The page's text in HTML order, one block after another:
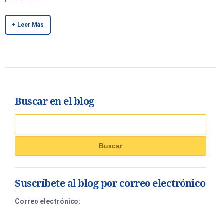
+ Leer Más
Buscar en el blog
Suscríbete al blog por correo electrónico
Correo electrónico: